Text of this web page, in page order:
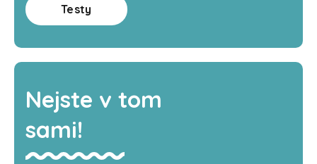
Testy
Nejste v tom
sami!